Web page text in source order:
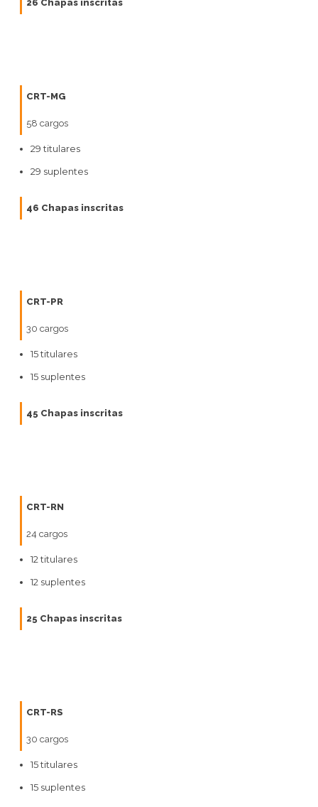
26 Chapas inscritas
CRT-MG
58 cargos
29 titulares
29 suplentes
46 Chapas inscritas
CRT-PR
30 cargos
15 titulares
15 suplentes
45 Chapas inscritas
CRT-RN
24 cargos
12 titulares
12 suplentes
25 Chapas inscritas
CRT-RS
30 cargos
15 titulares
15 suplentes